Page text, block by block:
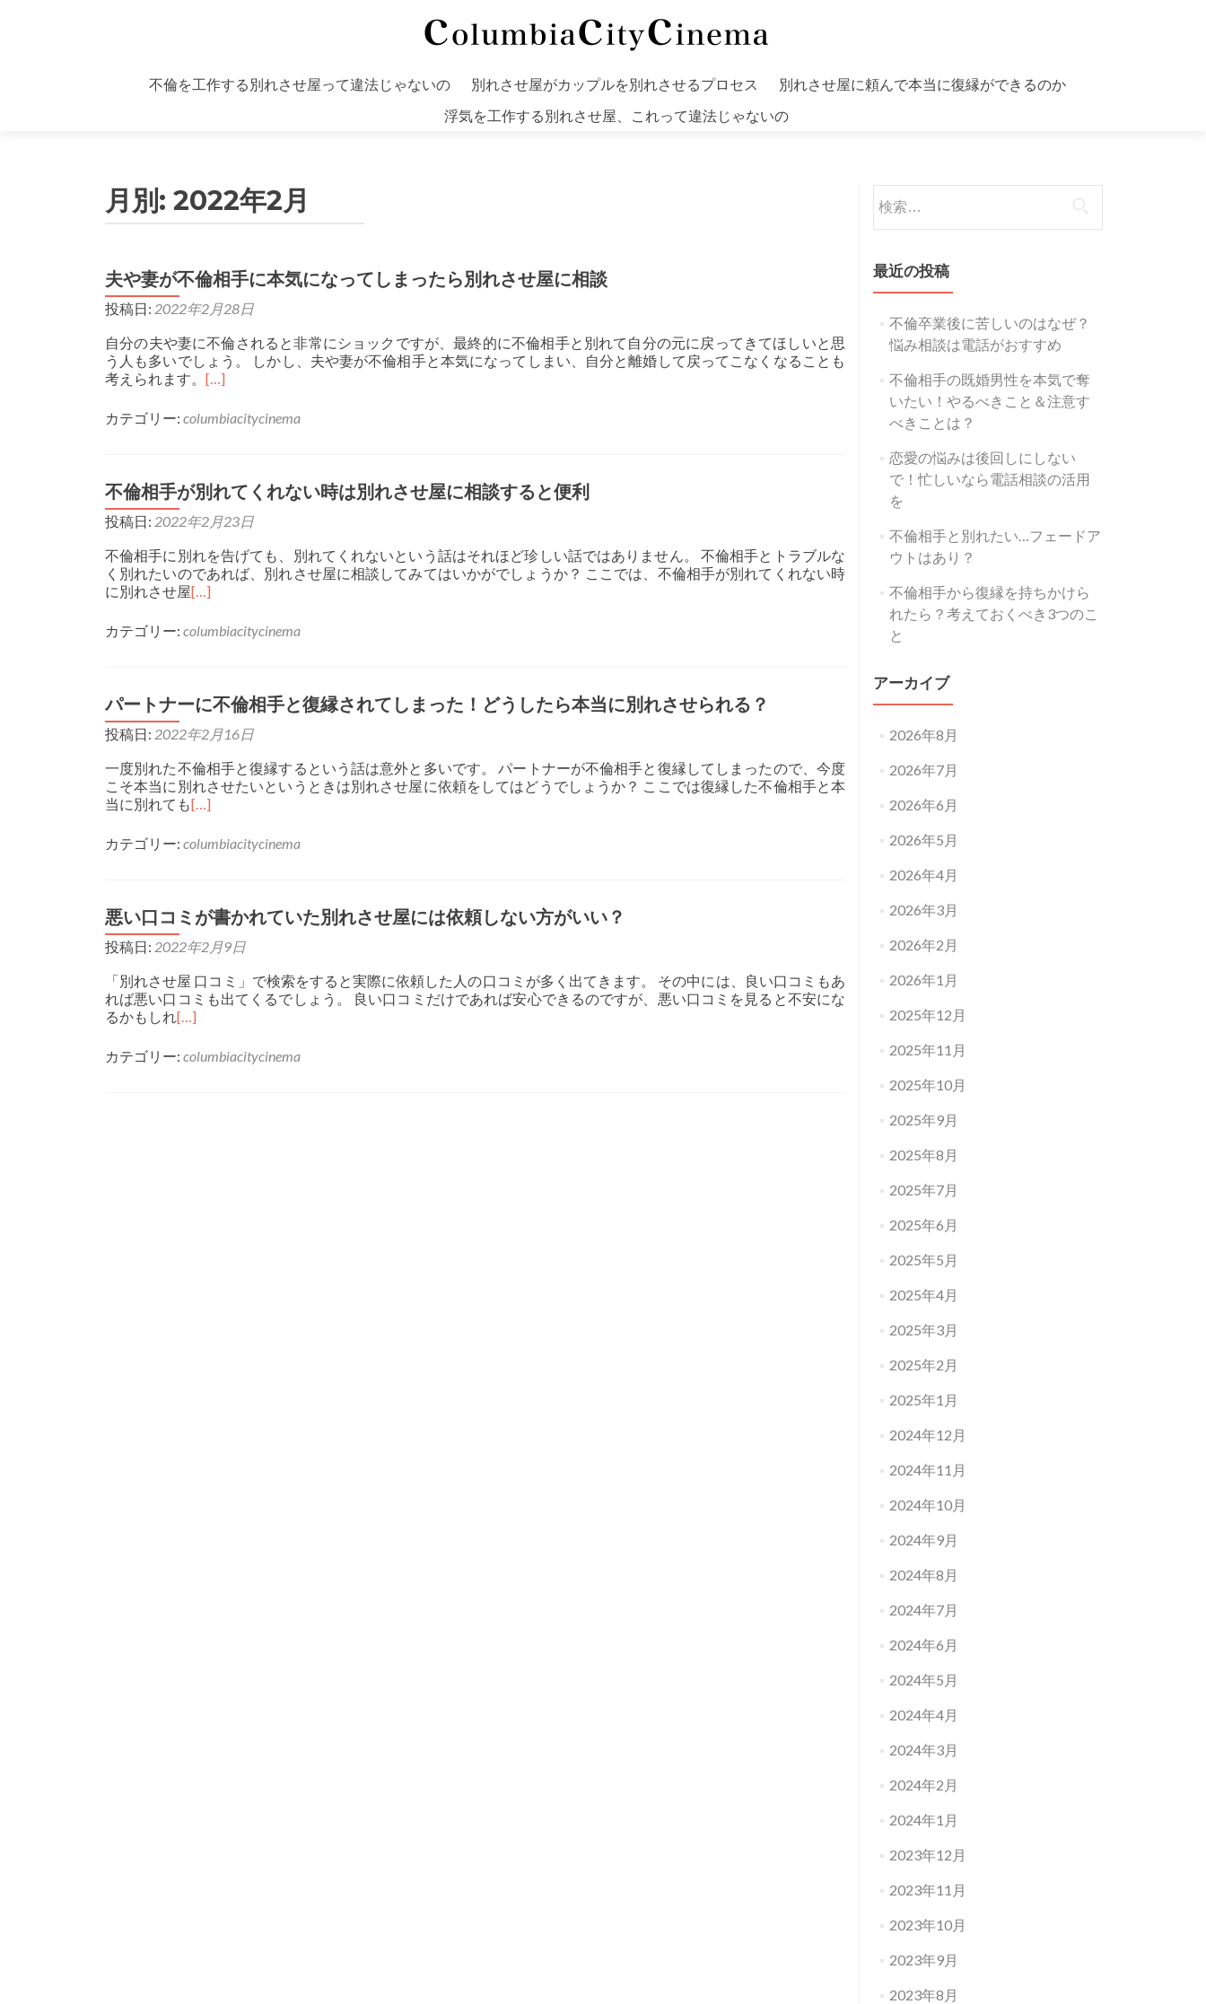
Skip to content
不倫を工作する別れさせ屋って違法じゃないの 別れさせ屋がカップルを別れさせるプロセス
別れさせ屋に頼んで本当に復縁ができるのか
浮気を工作する別れさせ屋、これって違法じゃないの
月別: 2022年2月
夫や妻が不倫相手に本気になってしまったら別れさせ屋に相談
投稿日: 2022年2月28日
自分の夫や妻に不倫されると非常にショックですが、最終的に不倫相手と別れて自分の元に戻ってきてほしいと思
う人も多いでしょう。 しかし、夫や妻が不倫相手と本気になってしまい、自分と離婚して戻ってこなくなることも
考えられます。 […]
カテゴリー: columbiacitycinema
不倫相手が別れてくれない時は別れさせ屋に相談すると便利
投稿日: 2022年2月23日
不倫相手に別れを告げても、別れてくれないという話はそれほど珍しい話ではありません。 不倫相手とトラブルな
く別れたいのであれば、別れさせ屋に相談してみてはいかがでしょうか？ ここでは、不倫相手が別れてくれない時
に別れさせ屋[…]
カテゴリー: columbiacitycinema
パートナーに不倫相手と復縁されてしまった！どうしたら本当に別れさせられる？
投稿日: 2022年2月16日
一度別れた不倫相手と復縁するという話は意外と多いです。 パートナーが不倫相手と復縁してしまったので、今度
こそ本当に別れさせたいというときは別れさせ屋に依頼をしてはどうでしょうか？ ここでは復縁した不倫相手と本
当に別れても[…]
カテゴリー: columbiacitycinema
悪い口コミが書かれていた別れさせ屋には依頼しない方がいい？
投稿日: 2022年2月9日
「別れさせ屋 口コミ」で検索をすると実際に依頼した人の口コミが多く出てきます。 その中には、良い口コミもあ
れば悪い口コミも出てくるでしょう。 良い口コミだけであれば安心できるのですが、悪い口コミを見ると不安にな
るかもしれ[…]
カテゴリー: columbiacitycinema
検索:
最近の投稿
不倫卒業後に苦しいのはなぜ？
悩み相談は電話がおすすめ
不倫相手の既婚男性を本気で奪
いたい！やるべきこと＆注意す
べきことは？
恋愛の悩みは後回しにしない
で！忙しいなら電話相談の活用
を
不倫相手と別れたい…フェードア
ウトはあり？
不倫相手から復縁を持ちかけら
れたら？考えておくべき3つのこ
と
アーカイブ
2026年8月
2026年7月
2026年6月
2026年5月
2026年4月
2026年3月
2026年2月
2026年1月
2025年12月
2025年11月
2025年10月
2025年9月
2025年8月
2025年7月
2025年6月
2025年5月
2025年4月
2025年3月
2025年2月
2025年1月
2024年12月
2024年11月
2024年10月
2024年9月
2024年8月
2024年7月
2024年6月
2024年5月
2024年4月
2024年3月
2024年2月
2024年1月
2023年12月
2023年11月
2023年10月
2023年9月
2023年8月